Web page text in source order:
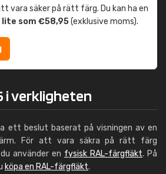
vara säker på rätt färg. Du kan ha en
som €58,95(exklusive moms).
i verkligheten
ett beslut baserat på visningen av en
För att vara säkra på rätt färg
använder en fysisk RAL-färgfläkt. På
köpa en RAL-färgfläkt.